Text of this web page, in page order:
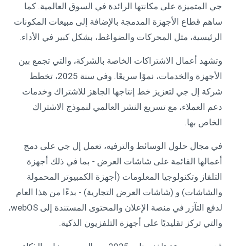
جي المتميزة على مكانتها الرائدة في السوق العالمية. كما
ساهم قطاع الأجهزة المدمجة بالإضافة إلى مبيعات المكونات
الرئيسية، مثل المحركات والضواغط، بشكل كبير في الأداء.
وتشهد أعمال الاشتراكات الخاصة بالشركة، والتي تجمع بين
الأجهزة والخدمات، نموًا سريعًا. وفي سنة 2025، تخطط
شركة إل جي لتعزيز خط إنتاجها الجاهز للاشتراك وخدمات
دعم العملاء، مع تسريع النشر العالمي لنموذج الاشتراك
الخاص بها.
في مجال حلول الوسائط والترفيه، تعمل إل جي على دمج
أعمالها القائمة على شاشات العرض - بما في ذلك أجهزة
التلفاز وتكنولوجيا المعلومات (أجهزة الكمبيوتر المحمولة
والشاشات) و (شاشات العرض التجارية) - بدءًا من هذا العام
لدفع التآزر في منصة الإعلان والمحتوى المستندة إلى webOS،
والتي تركز تقليديًا على أجهزة التلفزيون الذكية.